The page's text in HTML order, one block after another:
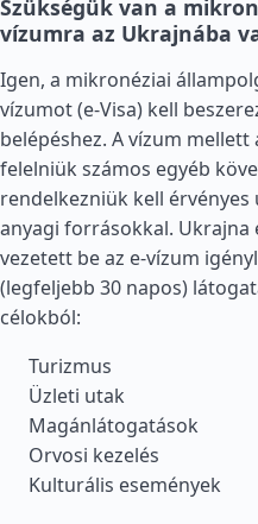
Szükségük van a
vízumra az Ukrajnába
Igen, a mikronéziai
vízumot (e-Visa) kell
belépéshez. A vízum
felelniük számos egyéb
rendelkezniük kell
anyagi forrásokkal.
vezetett be az e-vízum
(legfeljebb 30 napos)
célokból:
Turizmus
Üzleti utak
Magánlátogatások
Orvosi kezelés
Kulturális események